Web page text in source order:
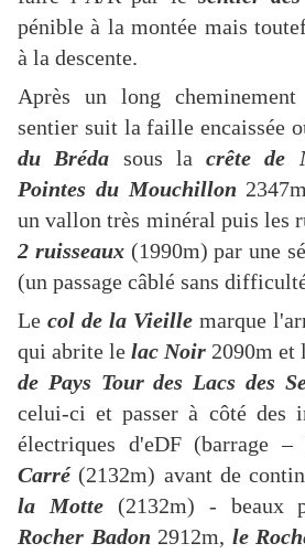
pénible à la montée mais
à la descente.
Après un long
sentier suit la faille encaissée
du Bréda sous la crête de
Pointes du Mouchillon
un vallon très minéral puis les
2 ruisseaux(1990m) par une
(un passage câblé sans
Le col de la Vieille marque
qui abrite le lac Noir 2090m et
de Pays Tour des Lacs des
celui-ci et passer à côté des
électriques d'eDF (barrage –
Carré(2132m) avant de
la Motte(2132m) - beaux
Rocher Badon 2912m, le